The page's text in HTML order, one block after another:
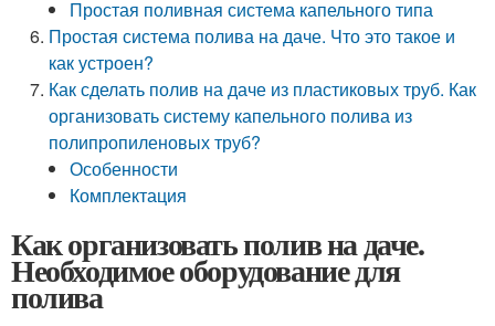
Простая поливная система капельного типа
Простая система полива на даче. Что это такое и
как устроен?
Как сделать полив на даче из пластиковых труб. Как
организовать систему капельного полива из
полипропиленовых труб?
Особенности
Комплектация
Как организовать полив на даче.
Необходимое оборудование для
полива